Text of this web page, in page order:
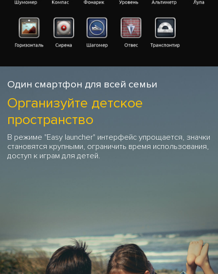
Один смартфон для всей семьи
Организуйте детское
пространство
В режиме "Easy launcher" интерфейс упрощается, значки
становятся крупными, ограничить время использования,
доступ к играм для детей.